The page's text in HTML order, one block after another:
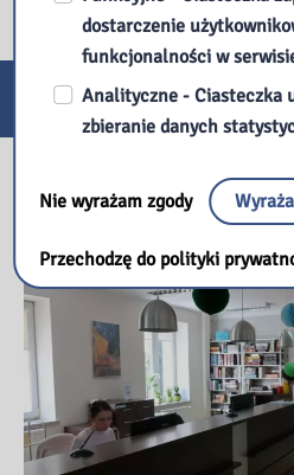
E-usługi
Nasza biblioteka
dostarczenie
funkcjonalności w
Analityczne - Ciasteczka
zbieranie danych
Nie wyrażam zgody
Przechodzę do polityki